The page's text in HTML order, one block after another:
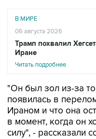
В МИРЕ
06 августа 2026
Трамп похвалил
Иране
Читать подробнее
"Он был зол из-за
появилась в
Ираном и что она
в момент, когда он
силу", - рассказали